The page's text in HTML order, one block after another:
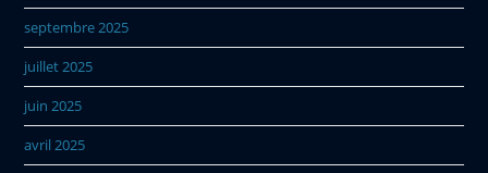
septembre 2025
juillet 2025
juin 2025
avril 2025